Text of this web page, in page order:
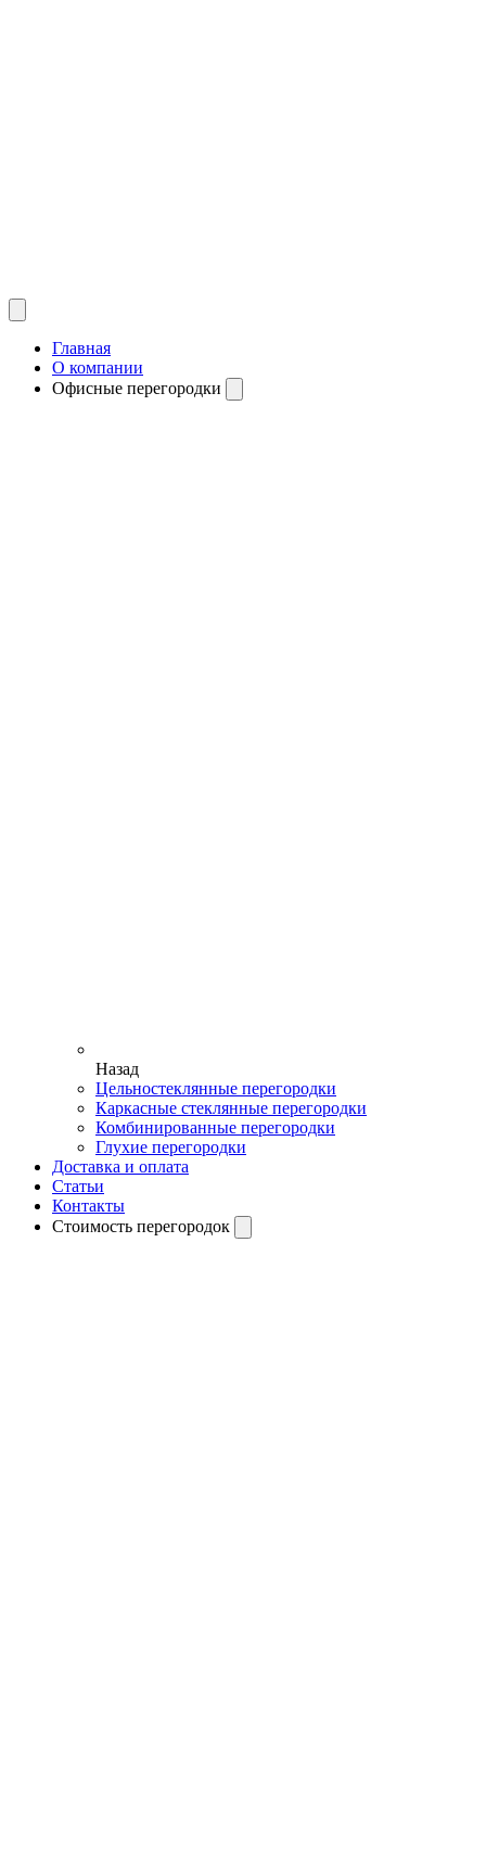
Главная
О компании
Офисные перегородки
Назад
Цельностеклянные перегородки
Каркасные стеклянные перегородки
Комбинированные перегородки
Глухие перегородки
Доставка и оплата
Статьи
Контакты
Стоимость перегородок